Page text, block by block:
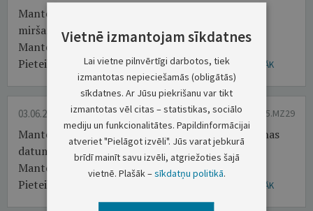
Mantojuma atstājējs: LAIMONIS SEMIČENKOVS,
miršanas datums 13.03.2026.
Mantojumu reģistra Nr.: 276939
Pieteikšanās termiņš kreditoriem: 2 mēneši...
VAIRĀK
03.06.2026. OP 2026/105.MZ29
Mantojuma atstājējs: BORISS IGNATJEVS, miršanas
datums 22.05.2019.
Mantojumu reģistra Nr.: 276940
Pieteikšanās termiņš kreditoriem: 2 mēneši...
VAIRĀK
Vietnē izmantojam sīkdatnes
Lai vietne pilnvērtīgi darbotos, tiek
izmantotas nepieciešamās (obligātās)
sīkdatnes. Ar Jūsu piekrišanu var tikt
izmantotas vēl citas – statistikas, sociālo
mediju un funkcionalitātes. Papildinformācijai
atveriet "Pielāgot izvēli". Jūs varat jebkurā
brīdī mainīt savu izvēli, atgriežoties šajā
vietnē. Plašāk –sīkdatņu politikā.